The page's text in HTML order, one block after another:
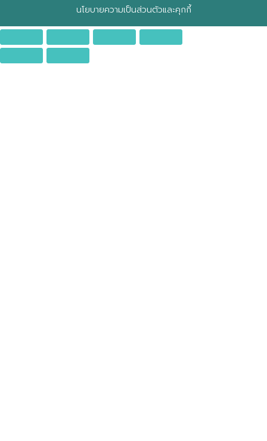
นโยบายความเป็นส่วนตัวและคุกกี้